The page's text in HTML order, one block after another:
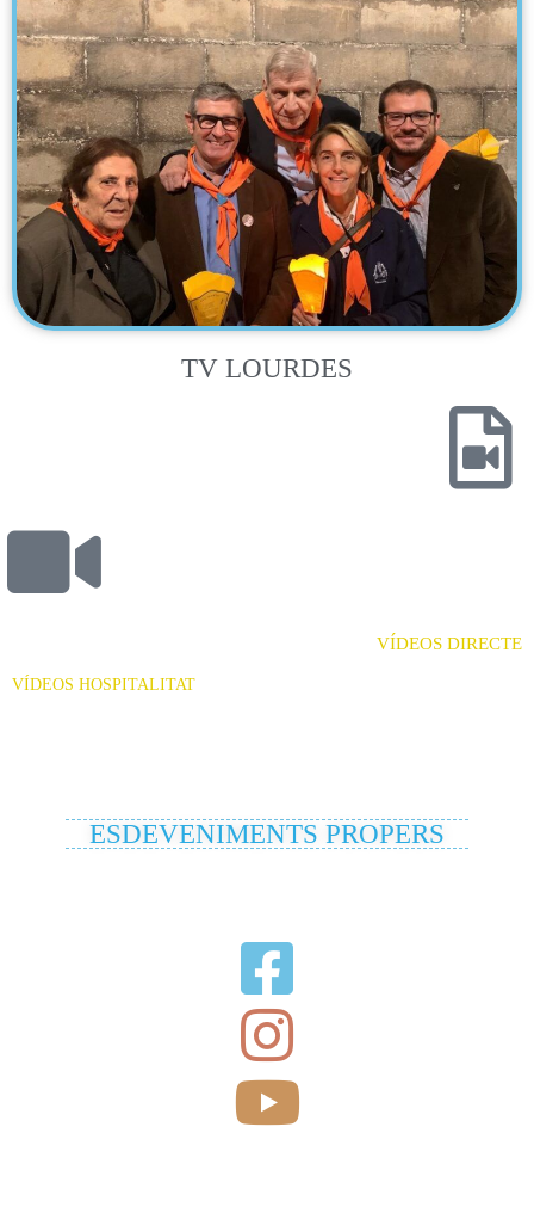
TV LOURDES
VÍDEOS DIRECTE
VÍDEOS HOSPITALITAT
ESDEVENIMENTS PROPERS